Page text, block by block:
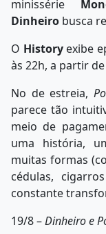
minissérie
Dinheiro busca
O Historyexibe
às 22h, a partir
No de estreia,
parece tão
meio de
uma história,
muitas formas
cédulas,
constante
19/8 –Dinheiro e